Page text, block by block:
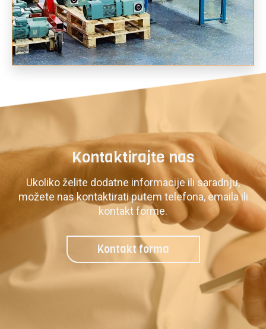
Kontaktirajte nas
Ukoliko želite dodatne informacije ili saradnju,
možete nas kontaktirati putem telefona, emaila ili
kontakt forme.
Kontakt forma